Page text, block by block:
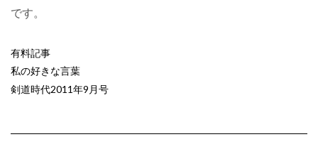
です。
有料記事
私の好きな言葉
剣道時代2011年9月号